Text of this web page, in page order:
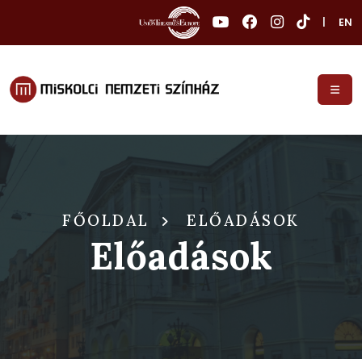
EN
FŐOLDAL ELŐADÁSOK
Előadások